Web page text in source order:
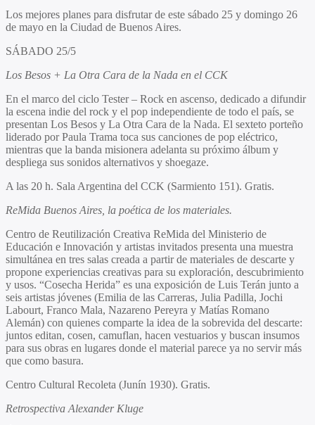
Los mejores planes para disfrutar de este sábado 25 y domingo 26
de mayo en la Ciudad de Buenos Aires.
SÁBADO 25/5
Los Besos + La Otra Cara de la Nada en el CCK
En el marco del ciclo Tester – Rock en ascenso, dedicado a difundir
la escena indie del rock y el pop independiente de todo el país, se
presentan Los Besos y La Otra Cara de la Nada. El sexteto porteño
liderado por Paula Trama toca sus canciones de pop eléctrico,
mientras que la banda misionera adelanta su próximo álbum y
despliega sus sonidos alternativos y shoegaze.
A las 20 h. Sala Argentina del CCK (Sarmiento 151). Gratis.
ReMida Buenos Aires, la poética de los materiales.
Centro de Reutilización Creativa ReMida del Ministerio de
Educación e Innovación y artistas invitados presenta una muestra
simultánea en tres salas creada a partir de materiales de descarte y
propone experiencias creativas para su exploración, descubrimiento
y usos. “Cosecha Herida” es una exposición de Luis Terán junto a
seis artistas jóvenes (Emilia de las Carreras, Julia Padilla, Jochi
Labourt, Franco Mala, Nazareno Pereyra y Matías Romano
Alemán) con quienes comparte la idea de la sobrevida del descarte:
juntos editan, cosen, camuflan, hacen vestuarios y buscan insumos
para sus obras en lugares donde el material parece ya no servir más
que como basura.
Centro Cultural Recoleta (Junín 1930). Gratis.
Retrospectiva Alexander Kluge